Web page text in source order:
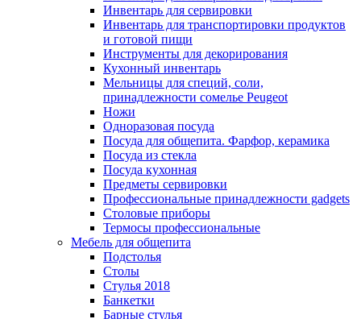
Инвентарь для сервировки
Инвентарь для транспортировки продуктов
и готовой пищи
Инструменты для декорирования
Кухонный инвентарь
Мельницы для специй, соли,
принадлежности сомелье Peugeot
Ножи
Одноразовая посуда
Посуда для общепита. Фарфор, керамика
Посуда из стекла
Посуда кухонная
Предметы сервировки
Профессиональные принадлежности gadgets
Столовые приборы
Термосы профессиональные
Мебель для общепита
Подстолья
Столы
Стулья 2018
Банкетки
Барные стулья